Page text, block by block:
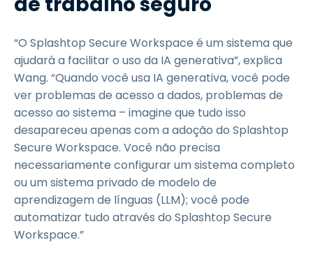
“O Splashtop Secure Workspace é um sistema que
ajudará a facilitar o uso da IA generativa”, explica
Wang. “Quando você usa IA generativa, você pode
ver problemas de acesso a dados, problemas de
acesso ao sistema – imagine que tudo isso
desapareceu apenas com a adoção do Splashtop
Secure Workspace. Você não precisa
necessariamente configurar um sistema completo
ou um sistema privado de modelo de
aprendizagem de línguas (LLM); você pode
automatizar tudo através do Splashtop Secure
Workspace.”